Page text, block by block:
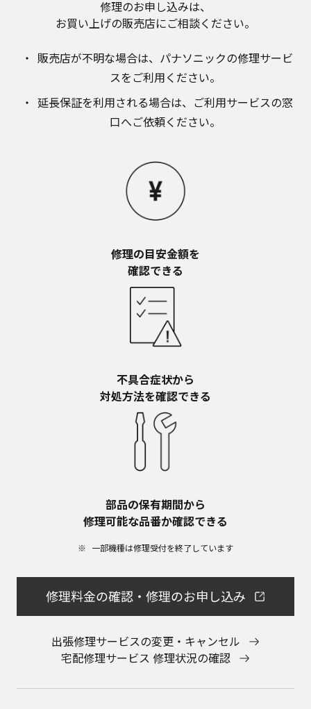
お近くの当社商品の取扱店、または当社サービス
会社に直接お問い合わせください。
本ウェブサイトのサービスの利用、または利用できな
かったことにより万一損害（データの破損・業務の中
断・営業情報の損失などによる損害を含む）が生じ、
たとえそのような損害の発生や第三者からの賠償請求
の可能性があることについてあらかじめ知らされた場
合でも、当社は一切責任を負いませんことをご了承く
本ウェブサイトのサービスの中止、変更など
本ウェブサイトのサービスは予告なく中止、または内
容や条件を変更する場合があります。あらかじめご了
の資料です。本ウェブサイトに公開されている取扱説
明書について、ご購入のお客様以外からのお問い合わ
せにはお応えできない場合がありますことを、ご了承
修理のお申し込みは、​
お買い上げの販売店にご相談ください。​
販売店が不明な場合は、​パナソニックの修理サービ
スをご利用ください。​
延長保証を利用される場合は、​ご利用サービスの窓
口へご依頼ください。
修理の目安金額を​
確認できる
不具合症状から​
対処方法を確認できる
部品の保有期間から​
修理可能な品番か確認できる
一部機種は修理受付を終了しています​
修理料金の確認・修理のお申し込み
出張修理サービスの変更・キャンセル
宅配修理サービス 修理状況の確認